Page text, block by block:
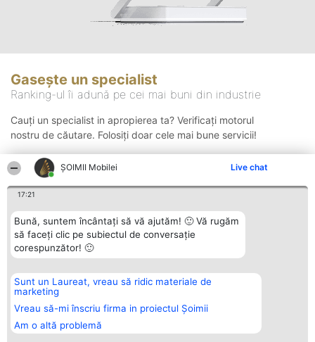
ȘOIMII Mobilei Live chat
17:21
Bună, suntem încântați să vă ajutăm! 🙂 Vă rugăm
să faceți clic pe subiectul de conversație
corespunzător! 🙂
Sunt un Laureat, vreau să ridic materiale de
marketing
Vreau să-mi înscriu firma in proiectul Șoimii
Am o altă problemă
Gasește un specialist
Ranking-ul îi adună pe cei mai buni din industrie
Cauți un specialist in apropierea ta? Verificați motorul
nostru de căutare. Folosiți doar cele mai bune servicii!
Organizator Ranking
BRIGHT SOLUTIONS BR SRL
Aleea Timisul De Sus 2 Bl. A30
Sc. A Et. 4 Ap. 13 Cod 061952
București
CUI 36737675
Plebiscyt
Lista Tuturor
Laureaților
Statut
Contact